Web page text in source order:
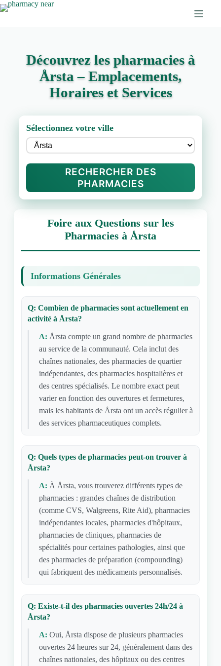
Découvrez les pharmacies à
Årsta – Emplacements,
Horaires et Services
Sélectionnez votre ville
RECHERCHER DES
PHARMACIES
Foire aux Questions sur les
Pharmacies à Årsta
Informations Générales
Q: Combien de pharmacies sont actuellement en
activité à Årsta?
A: Årsta compte un grand nombre de pharmacies
au service de la communauté. Cela inclut des
chaînes nationales, des pharmacies de quartier
indépendantes, des pharmacies hospitalières et
des centres spécialisés. Le nombre exact peut
varier en fonction des ouvertures et fermetures,
mais les habitants de Årsta ont un accès régulier à
des services pharmaceutiques complets.
Q: Quels types de pharmacies peut-on trouver à
Årsta?
A: À Årsta, vous trouverez différents types de
pharmacies : grandes chaînes de distribution
(comme CVS, Walgreens, Rite Aid), pharmacies
indépendantes locales, pharmacies d'hôpitaux,
pharmacies de cliniques, pharmacies de
spécialités pour certaines pathologies, ainsi que
des pharmacies de préparation (compounding)
qui fabriquent des médicaments personnalisés.
Q: Existe-t-il des pharmacies ouvertes 24h/24 à
Årsta?
A: Oui, Årsta dispose de plusieurs pharmacies
ouvertes 24 heures sur 24, généralement dans des
chaînes nationales, des hôpitaux ou des centres